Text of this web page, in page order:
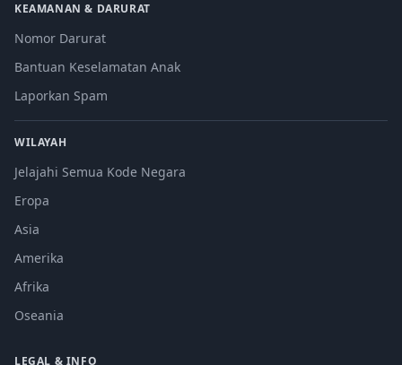
KEAMANAN & DARURAT
Nomor Darurat
Bantuan Keselamatan Anak
Laporkan Spam
WILAYAH
Jelajahi Semua Kode Negara
Eropa
Asia
Amerika
Afrika
Oseania
LEGAL & INFO